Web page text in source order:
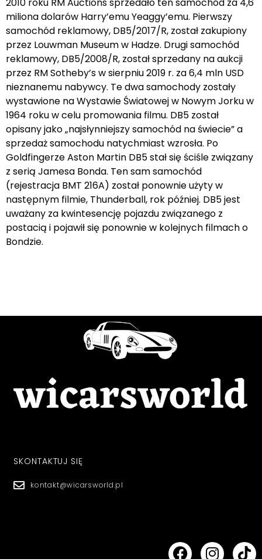
miliona dolarów Harry’emu Yeaggy’emu. Pierwszy
samochód reklamowy, DB5/2017/R, został zakupiony
przez Louwman Museum w Hadze. Drugi samochód
reklamowy, DB5/2008/R, został sprzedany na aukcji
przez RM Sotheby’s w sierpniu 2019 r. za 6,4 mln USD
nieznanemu nabywcy. Te dwa samochody zostały
wystawione na Wystawie Światowej w Nowym Jorku w
1964 roku w celu promowania filmu. DB5 został
opisany jako „najsłynniejszy samochód na świecie” a
sprzedaż samochodu natychmiast wzrosła. Po
Goldfingerze Aston Martin DB5 stał się ściśle związany
z serią Jamesa Bonda. Ten sam samochód
(rejestracja BMT 216A) został ponownie użyty w
następnym filmie, Thunderball, rok później. DB5 jest
uważany za kwintesencję pojazdu związanego z
postacią i pojawił się ponownie w kolejnych filmach o
Bondzie.
SKONTAKTUJ SIĘ
kontakt@wicarsworld.pl